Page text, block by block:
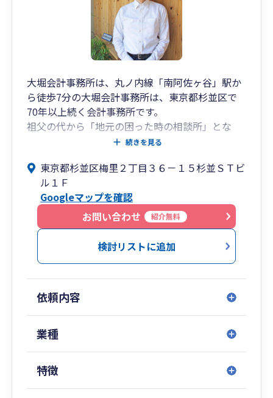
大堀会計事務所は、丸ノ内線「南阿佐ヶ谷」駅か
ら徒歩7分の大堀会計事務所は、東京都杉並区で
70年以上続く会計事務所です。
祖父の代から「地元の困った時の相談所」とな
り、地元の中小企業を元気にすることを目標とし
現在はクラウド会計システム、WEB面談等を利用
して直接お会いしない方々の会計・税務を処理さ
せていただくことも多くなりました。
クライアント様は北海道から九州まで多彩な地域
の方の支援をさせていただいております。
当事務所の詳細につきましては、当事務所のHPを
当事務所はご面談対応は税理士が行い、記帳業務
などについてはスタッフで対応する方法を取って
おります。
様ですべての情報を共有する仕組みとしておりま
す。
続きを見る
東京都杉並区梅里２丁目３６－１５杉並ＳＴビ
ル１Ｆ
Googleマップを確認
お問い合わせ
紹介無料
検討リストに追加
依頼内容
業種
特徴